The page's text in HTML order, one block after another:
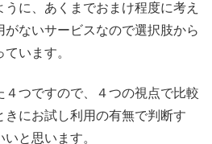
に、あくまでおまけ程度に考え
ないサービスなので選択肢から
います。
つですので、４つの視点で比較
にお試し利用の有無で判断す
と思います。